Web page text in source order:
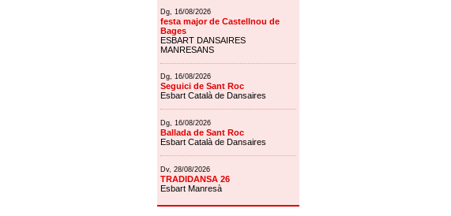
Dg, 16/08/2026
festa major de Castellnou de
Bages
ESBART DANSAIRES
MANRESANS
Dg, 16/08/2026
Seguici de Sant Roc
Esbart Català de Dansaires
Dg, 16/08/2026
Ballada de Sant Roc
Esbart Català de Dansaires
Dv, 28/08/2026
TRADIDANSA 26
Esbart Manresà